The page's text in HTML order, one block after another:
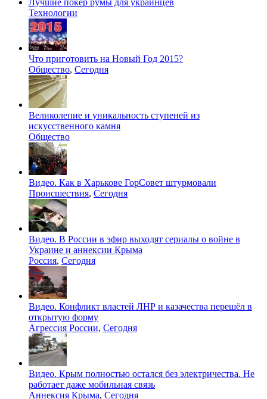
Технологии
Что приготовить на Новый Год 2015?
Общество, Сегодня
Великолепие и уникальность ступеней из
искусственного камня
Общество
Видео. Как в Харькове ГорСовет штурмовали
Происшествия, Сегодня
Видео. В России в эфир выходят сериалы о войне в
Украине и аннексии Крыма
Россия, Сегодня
Видео. Конфликт властей ЛНР и казачества перешёл в
открытую форму
Агрессия России, Сегодня
Видео. Крым полностью остался без электричества. Не
работает даже мобильная связь
Аннексия Крыма, Сегодня